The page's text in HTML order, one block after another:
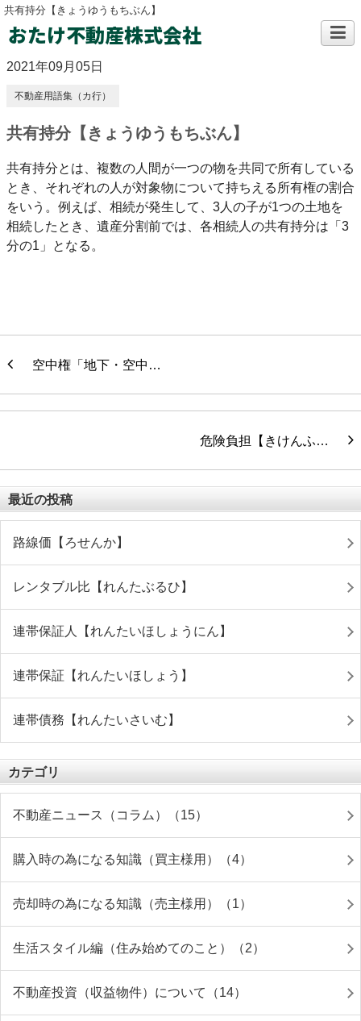
共有持分【きょうゆうもちぶん】
おたけ不動産株式会社
2021年09月05日
不動産用語集（カ行）
共有持分【きょうゆうもちぶん】
共有持分とは、複数の人間が一つの物を共同で所有している
とき、それぞれの人が対象物について持ちえる所有権の割合
をいう。例えば、相続が発生して、3人の子が1つの土地を
相続したとき、遺産分割前では、各相続人の共有持分は「3
分の1」となる。
空中権「地下・空中…
危険負担【きけんふ…
最近の投稿
路線価【ろせんか】
レンタブル比【れんたぶるひ】
連帯保証人【れんたいほしょうにん】
連帯保証【れんたいほしょう】
連帯債務【れんたいさいむ】
カテゴリ
不動産ニュース（コラム）（15）
購入時の為になる知識（買主様用）（4）
売却時の為になる知識（売主様用）（1）
生活スタイル編（住み始めてのこと）（2）
不動産投資（収益物件）について（14）